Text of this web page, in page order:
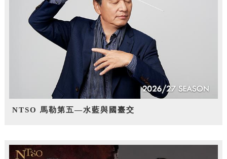
NTSO 馬勒第五—水藍與國臺交